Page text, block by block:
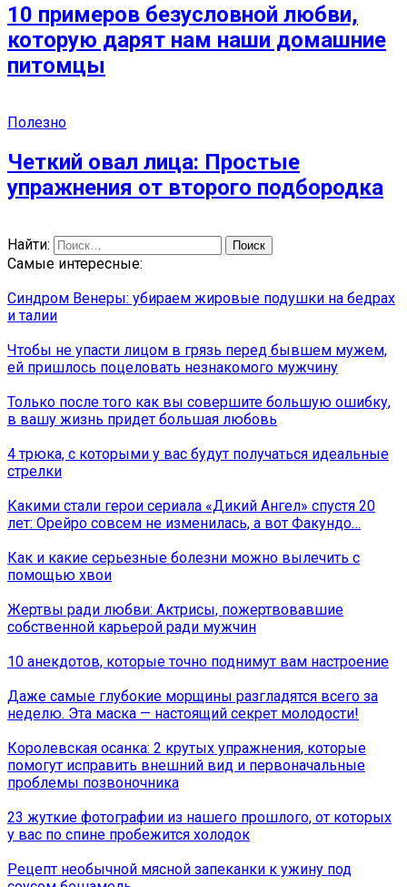
10 примеров безусловной любви,
которую дарят нам наши домашние
питомцы
Полезно
Четкий овал лица: Простые
упражнения от второго подбородка
Найти:
Самые интересные:
Синдром Венеры: убираем жировые подушки на бедрах
и талии
Чтобы не упасти лицом в грязь перед бывшем мужем,
ей пришлось поцеловать незнакомого мужчину
Только после того как вы совершите большую ошибку,
в вашу жизнь придет большая любовь
4 трюка, с которыми у вас будут получаться идеальные
стрелки
Какими стали герои сериала «Дикий Ангел» спустя 20
лет: Орейро совсем не изменилась, а вот Факундо…
Как и какие серьезные болезни можно вылечить с
помощью хвои
Жертвы ради любви: Актрисы, пожертвовавшие
собственной карьерой ради мужчин
10 анекдотов, которые точно поднимут вам настроение
Даже самые глубокие морщины разгладятся всего за
неделю. Эта маска — настоящий секрет молодости!
Королевская осанка: 2 крутых упражнения, которые
помогут исправить внешний вид и первоначальные
проблемы позвоночника
23 жуткие фотографии из нашего прошлого, от которых
у вас по спине пробежится холодок
Рецепт необычной мясной запеканки к ужину под